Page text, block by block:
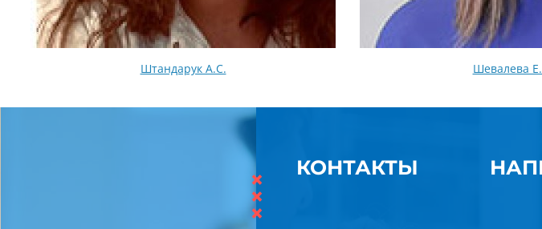
Штандарук А.С. Шевалева
×
×
×
КОНТАКТЫ